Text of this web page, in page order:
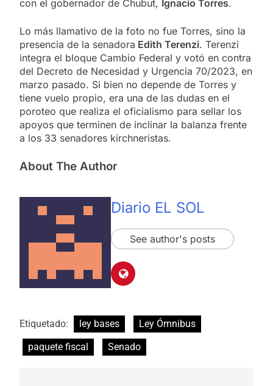
con el gobernador de Chubut, Ignacio Torres.
Lo más llamativo de la foto no fue Torres, sino la
presencia de la senadora Edith Terenzi. Terenzi
integra el bloque Cambio Federal y votó en contra
del Decreto de Necesidad y Urgencia 70/2023, en
marzo pasado. Si bien no depende de Torres y
tiene vuelo propio, era una de las dudas en el
poroteo que realiza el oficialismo para sellar los
apoyos que terminen de inclinar la balanza frente
a los 33 senadores kirchneristas.
About The Author
Diario EL SOL
See author's posts
Etiquetado: ley bases
Ley Ómnibus
paquete fiscal
Senado